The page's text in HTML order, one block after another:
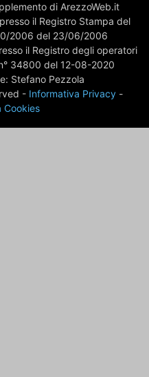
di ArezzoWeb.it
il Registro Stampa del
2006 del 23/06/2006
il Registro degli operatori
34800 del 12-08-2020
Stefano Pezzola
- Informativa Privacy-
Cookies